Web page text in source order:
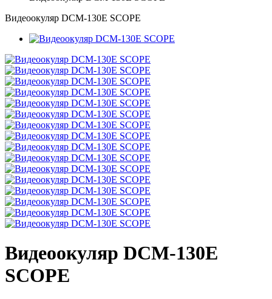
Видеоокуляр DCM-130E SCOPE
Видеоокуляр DCM-130E
SCOPE